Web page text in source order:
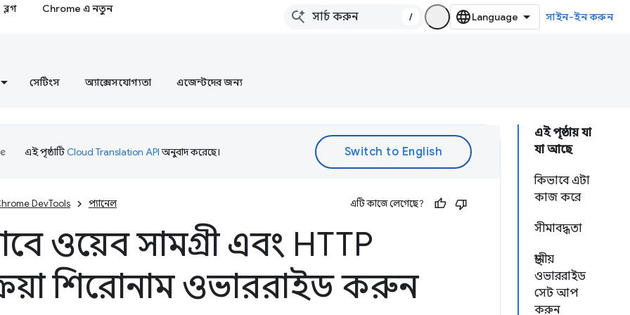
ব্লগ Chrome এ নতুন
/ সাইন-ইন করুন
সেটিংস অ্যাক্সেসযোগ্যতা এজেন্টদের জন্য
এই পৃষ্ঠায় যা
যা আছে
কিভাবে এটা
কাজ করে
সীমাবদ্ধতা
স্থানীয়
ওভাররাইড
সেট আপ
করুন
এই পৃষ্ঠাটিCloud Translation APIঅনুবাদ করেছে।
DevTools প্যানেল এটি কাজে লেগেছে?
ওয়েব সামগ্রী এবং HTTP
শিরোনাম ওভাররাইড করুন